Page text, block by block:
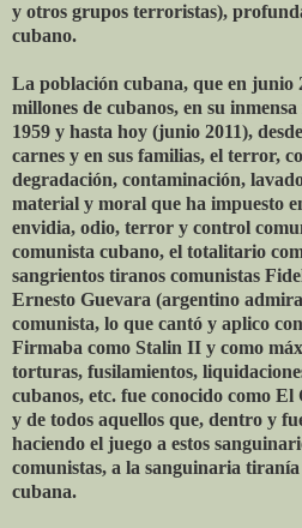
y otros grupos terroristas),
cubano.
La población cubana, que en junio
millones de cubanos, en su
1959 y hasta hoy (junio 2011),
carnes y en sus familias, el terror,
degradación, contaminación,
material y moral que ha impuesto
envidia, odio, terror y control
comunista cubano, el totalitario
sangrientos tiranos comunistas
Ernesto Guevara (argentino
comunista, lo que cantó y aplico
Firmaba como Stalin II y como
torturas, fusilamientos,
cubanos, etc. fue conocido como
y de todos aquellos que, dentro y
haciendo el juego a estos
comunistas, a la sanguinaria
cubana.